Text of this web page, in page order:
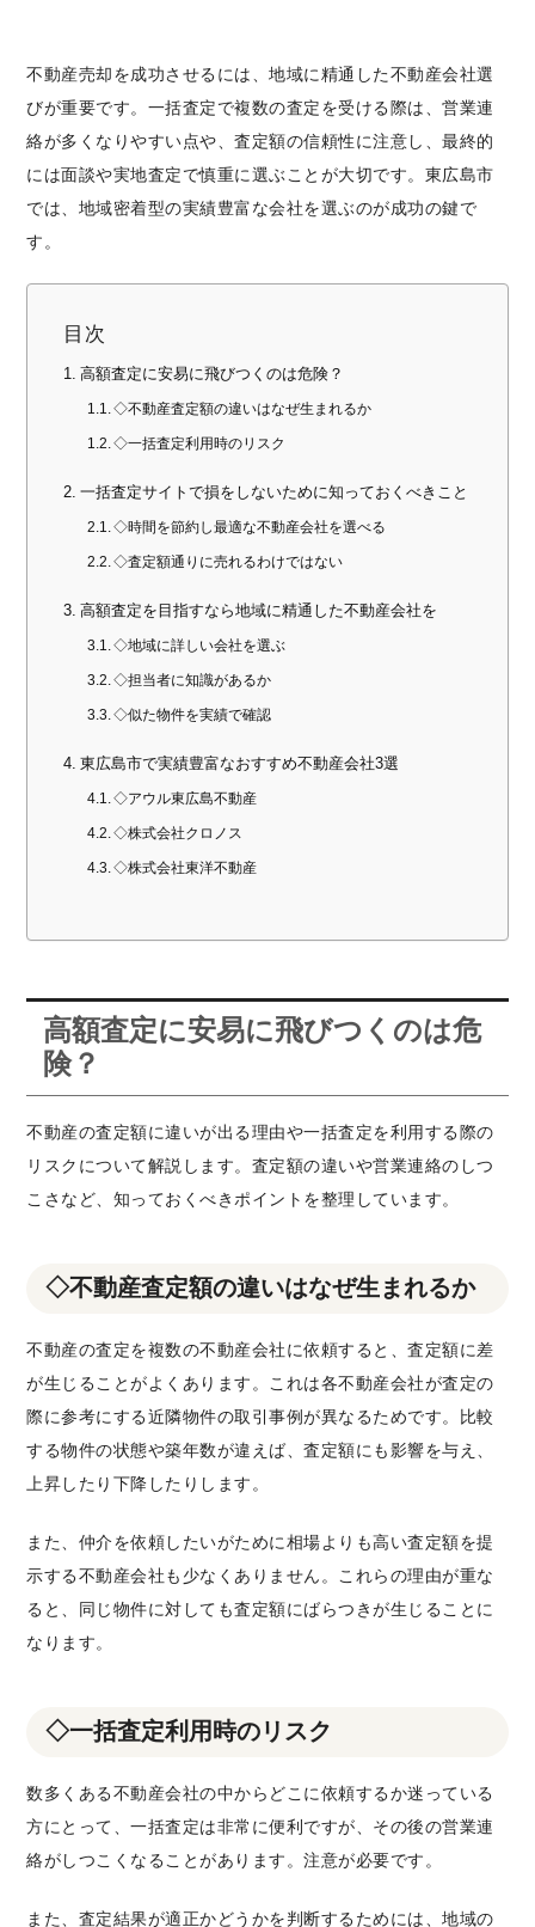
不動産売却を成功させるには、地域に精通した不動産会社選
びが重要です。一括査定で複数の査定を受ける際は、営業連
絡が多くなりやすい点や、査定額の信頼性に注意し、最終的
には面談や実地査定で慎重に選ぶことが大切です。東広島市
では、地域密着型の実績豊富な会社を選ぶのが成功の鍵で
す。
目次
高額査定に安易に飛びつくのは危険？
◇不動産査定額の違いはなぜ生まれるか
◇一括査定利用時のリスク
一括査定サイトで損をしないために知っておくべきこと
◇時間を節約し最適な不動産会社を選べる
◇査定額通りに売れるわけではない
高額査定を目指すなら地域に精通した不動産会社を
◇地域に詳しい会社を選ぶ
◇担当者に知識があるか
◇似た物件を実績で確認
東広島市で実績豊富なおすすめ不動産会社3選
◇アウル東広島不動産
◇株式会社クロノス
◇株式会社東洋不動産
高額査定に安易に飛びつくのは危
険？
不動産の査定額に違いが出る理由や一括査定を利用する際の
リスクについて解説します。査定額の違いや営業連絡のしつ
こさなど、知っておくべきポイントを整理しています。
◇不動産査定額の違いはなぜ生まれるか
不動産の査定を複数の不動産会社に依頼すると、査定額に差
が生じることがよくあります。これは各不動産会社が査定の
際に参考にする近隣物件の取引事例が異なるためです。比較
する物件の状態や築年数が違えば、査定額にも影響を与え、
上昇したり下降したりします。
また、仲介を依頼したいがために相場よりも高い査定額を提
示する不動産会社も少なくありません。これらの理由が重な
ると、同じ物件に対しても査定額にばらつきが生じることに
なります。
◇一括査定利用時のリスク
数多くある不動産会社の中からどこに依頼するか迷っている
方にとって、一括査定は非常に便利ですが、その後の営業連
絡がしつこくなることがあります。注意が必要です。
また、査定結果が適正かどうかを判断するためには、地域の